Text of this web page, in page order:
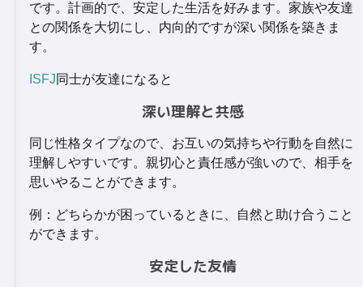
です。計画的で、安定した生活を好みます。家族や友達
との関係を大切にし、内向的ですが深い関係を築きま
す。
ISFJ同士が友達になると
深い理解と共感
同じ性格タイプなので、お互いの気持ちや行動を自然に
理解しやすいです。親切心と責任感が強いので、相手を
思いやることができます。
例：どちらかが困っているときに、自然と助け合うこと
ができます。
安定した友情